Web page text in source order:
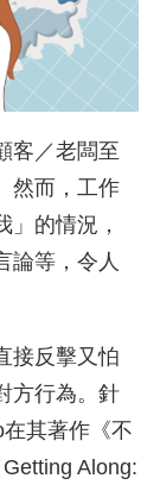
客／老闆至
然而，工作
的情況，
論等，令人
接反擊又怕
方行為。針
其著作《不
Along: